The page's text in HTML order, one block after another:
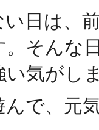
日は、
そんな
気がし
で、元